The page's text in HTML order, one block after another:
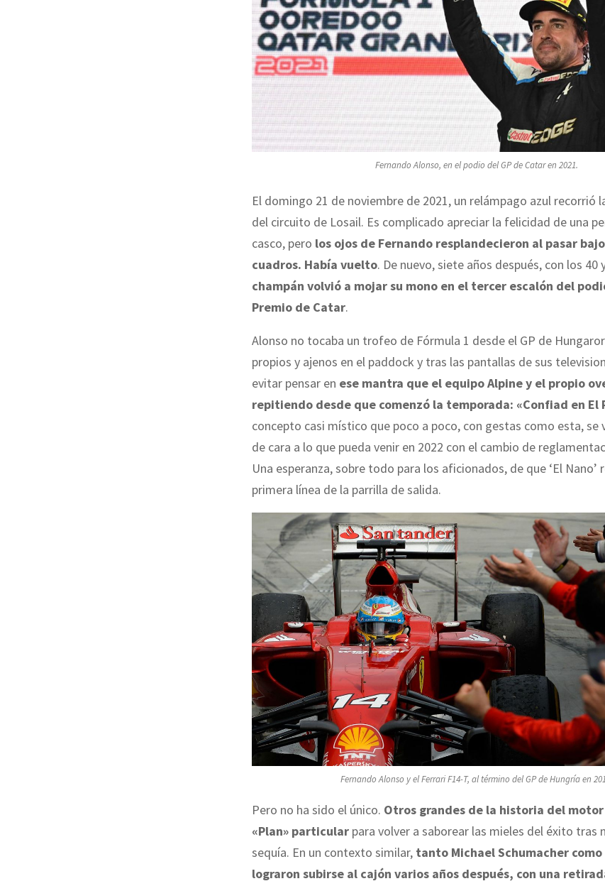
Fernando Alonso, en el podio del GP de Catar en 2021.
El domingo 21 de noviembre de 2021, un relámpago azul recorrió
del circuito de Losail. Es complicado apreciar la felicidad de una
casco, pero los ojos de Fernando resplandecieron al pasar
cuadros. Había vuelto. De nuevo, siete años después, con los 40
champán volvió a mojar su mono en el tercer escalón del
Premio de Catar.
Alonso no tocaba un trofeo de Fórmula 1 desde el GP de
propios y ajenos en el paddock y tras las pantallas de sus
evitar pensar en ese mantra que el equipo Alpine y el propio
repitiendo desde que comenzó la temporada: «Confiad en El
concepto casi místico que poco a poco, con gestas como esta, se
de cara a lo que pueda venir en 2022 con el cambio de
Una esperanza, sobre todo para los aficionados, de que ‘El
primera línea de la parrilla de salida.
Fernando Alonso y el Ferrari F14-T, al término del GP de Hungría en
Pero no ha sido el único. Otros grandes de la historia del
«Plan» particular para volver a saborear las mieles del éxito tras
sequía. En un contexto similar, tanto Michael Schumacher
lograron subirse al cajón varios años después, con una